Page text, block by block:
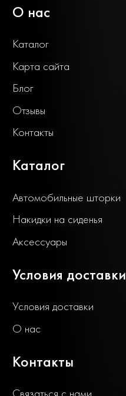
О нас
Каталог
Карта сайта
Блог
Отзывы
Контакты
Каталог
Автомобильные шторки
Накидки на сиденья
Аксессуары
Условия доставки
Условия доставки
О нас
Контакты